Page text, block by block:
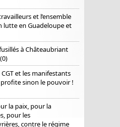
et l’ensemble
lutte en Guadeloupe et
à Châteaubriant
et les manifestants
sinon le pouvoir !
la paix, pour la
pour les
contre le régime